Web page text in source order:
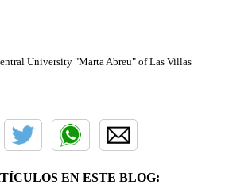
University "Marta Abreu" of Las Villas
EN ESTE BLOG: